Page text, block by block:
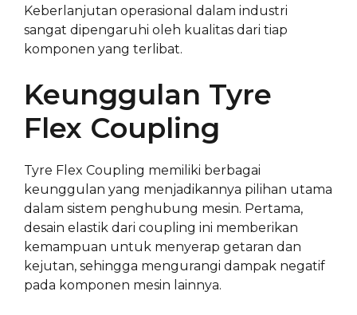
Keberlanjutan operasional dalam industri
sangat dipengaruhi oleh kualitas dari tiap
komponen yang terlibat.
Keunggulan Tyre
Flex Coupling
Tyre Flex Coupling memiliki berbagai
keunggulan yang menjadikannya pilihan utama
dalam sistem penghubung mesin. Pertama,
desain elastik dari coupling ini memberikan
kemampuan untuk menyerap getaran dan
kejutan, sehingga mengurangi dampak negatif
pada komponen mesin lainnya.